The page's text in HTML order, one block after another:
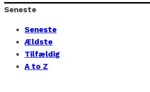
Seneste
Seneste
Ældste
Tilfældig
A to Z